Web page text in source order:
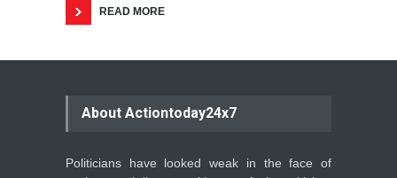
READ MORE
About Actiontoday24x7
Politicians have looked weak in the face of